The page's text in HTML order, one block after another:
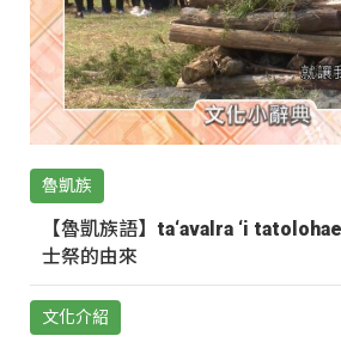
魯凱族
【魯凱族語】ta‘avalra ‘i
士祭的由來
文化介紹